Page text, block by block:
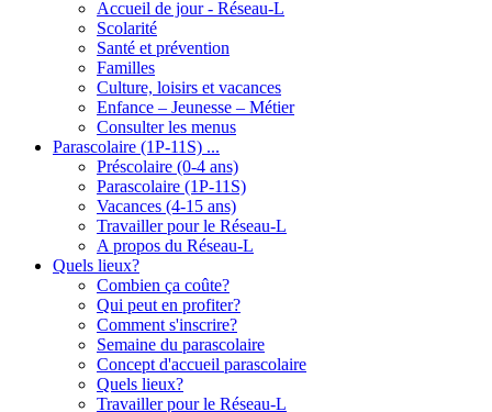
Accueil de jour - Réseau-L
Scolarité
Santé et prévention
Familles
Culture, loisirs et vacances
Enfance – Jeunesse – Métier
Consulter les menus
Parascolaire (1P-11S) ...
Préscolaire (0-4 ans)
Parascolaire (1P-11S)
Vacances (4-15 ans)
Travailler pour le Réseau-L
A propos du Réseau-L
Quels lieux?
Combien ça coûte?
Qui peut en profiter?
Comment s'inscrire?
Semaine du parascolaire
Concept d'accueil parascolaire
Quels lieux?
Travailler pour le Réseau-L